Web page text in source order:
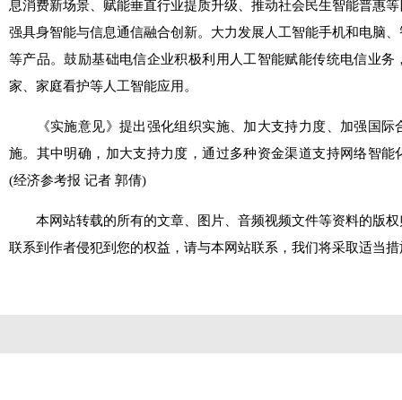
息消费新场景、赋能垂直行业提质升级、推动社会民生智能普惠
强具身智能与信息通信融合创新。大力发展人工智能手机和电脑
等产品。鼓励基础电信企业积极利用人工智能赋能传统电信业务
家、家庭看护等人工智能应用。
《实施意见》提出强化组织实施、加大支持力度、加强国际
施。其中明确，加大支持力度，通过多种资金渠道支持网络智能
(经济参考报 记者 郭倩)
本网站转载的所有的文章、图片、音频视频文件等资料的版
联系到作者侵犯到您的权益，请与本网站联系，我们将采取适当措